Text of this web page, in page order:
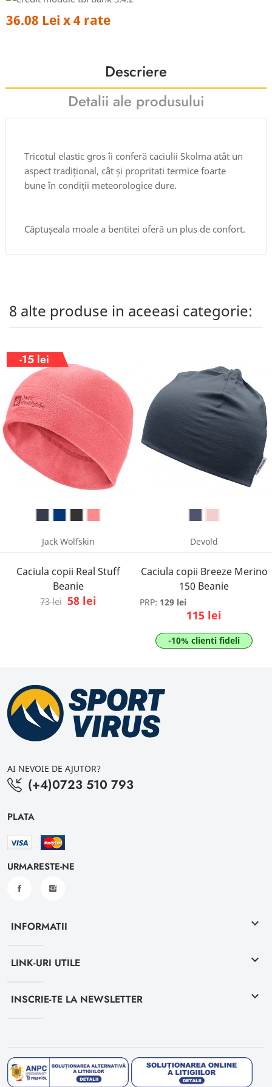
36.08 Lei x 4 rate
Descriere
Detalii ale produsului
Tricotul elastic gros îi conferă caciulii Skolma atât un
aspect tradițional, cât și propritati termice foarte
bune în condiții meteorologice dure.
Căptușeala moale a bentitei oferă un plus de confort.
8 alte produse in aceeasi categorie:
-15 lei
Jack Wolfskin
Caciula copii Real Stuff
Beanie
73 lei 58 lei
Devold
Caciula copii Breeze Merino
150 Beanie
PRP: 129 lei
115 lei
-10% clienti fideli
AI NEVOIE DE AJUTOR?
(+4)0723 510 793
PLATA
URMARESTE-NE
INFORMATII keyboard_arrow_down
LINK-URI UTILE keyboard_arrow_down
INSCRIE-TE LA NEWSLETTER keyboard_arrow_down